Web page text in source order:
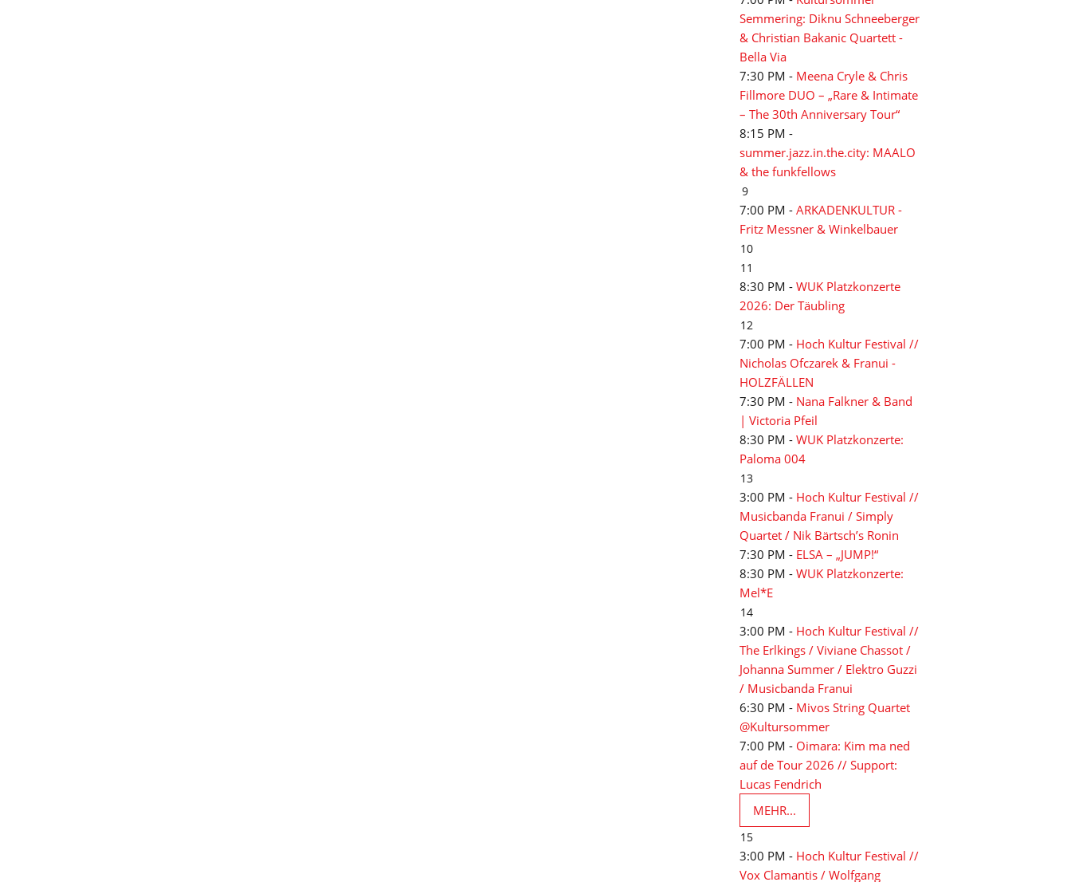
Semmering: Diknu Schneeberger
& Christian Bakanic Quartett -
Bella Via
7:30 PM - Meena Cryle & Chris
Fillmore DUO – „Rare & Intimate
– The 30th Anniversary Tour“
8:15 PM -
summer.jazz.in.the.city: MAALO
& the funkfellows
9
7:00 PM - ARKADENKULTUR -
Fritz Messner & Winkelbauer
10
11
8:30 PM - WUK Platzkonzerte
2026: Der Täubling
12
7:00 PM - Hoch Kultur Festival //
Nicholas Ofczarek & Franui -
HOLZFÄLLEN
7:30 PM - Nana Falkner & Band
| Victoria Pfeil
8:30 PM - WUK Platzkonzerte:
Paloma 004
13
3:00 PM - Hoch Kultur Festival //
Musicbanda Franui / Simply
Quartet / Nik Bärtsch’s Ronin
7:30 PM - ELSA – „JUMP!“
8:30 PM - WUK Platzkonzerte:
Mel*E
14
3:00 PM - Hoch Kultur Festival //
The Erlkings / Viviane Chassot /
Johanna Summer / Elektro Guzzi
/ Musicbanda Franui
6:30 PM - Mivos String Quartet
@Kultursommer
7:00 PM - Oimara: Kim ma ned
auf de Tour 2026 // Support:
Lucas Fendrich
MEHR...
15
3:00 PM - Hoch Kultur Festival //
Vox Clamantis / Wolfgang